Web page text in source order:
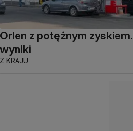
Orlen z potężnym
wyniki
Z KRAJU